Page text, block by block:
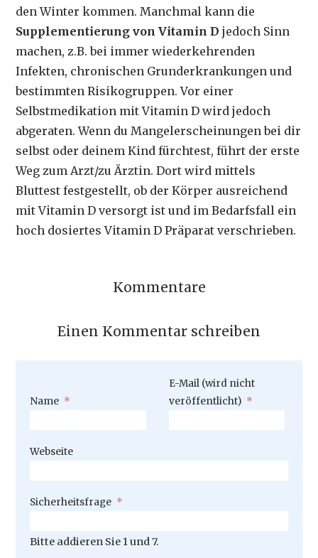
den Winter kommen. Manchmal kann die
Supplementierung von Vitamin D jedoch Sinn
machen, z.B. bei immer wiederkehrenden
Infekten, chronischen Grunderkrankungen und
bestimmten Risikogruppen. Vor einer
Selbstmedikation mit Vitamin D wird jedoch
abgeraten. Wenn du Mangelerscheinungen bei dir
selbst oder deinem Kind fürchtest, führt der erste
Weg zum Arzt/zu Ärztin. Dort wird mittels
Bluttest festgestellt, ob der Körper ausreichend
mit Vitamin D versorgt ist und im Bedarfsfall ein
hoch dosiertes Vitamin D Präparat verschrieben.
Kommentare
Einen Kommentar schreiben
Pflichtfeld
Name *
Pflichtfeld
E-Mail (wird nicht
veröffentlicht) *
Webseite
Pflichtfeld
Sicherheitsfrage *
Bitte addieren Sie 1 und 7.